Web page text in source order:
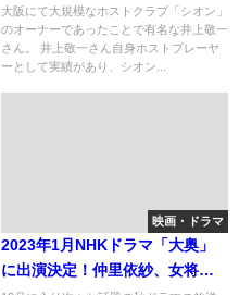
の脱税
大阪にて大規模なホストクラブ「シオン」
のオーナーであったことで有名な井上敬一
さん。 井上敬一さん自身ホストプレーヤ
ーとして実績があり、シオン...
映画・ドラマ
2023年1月NHKドラマ「大奥」
に出演決定！仲里依紗、女将軍